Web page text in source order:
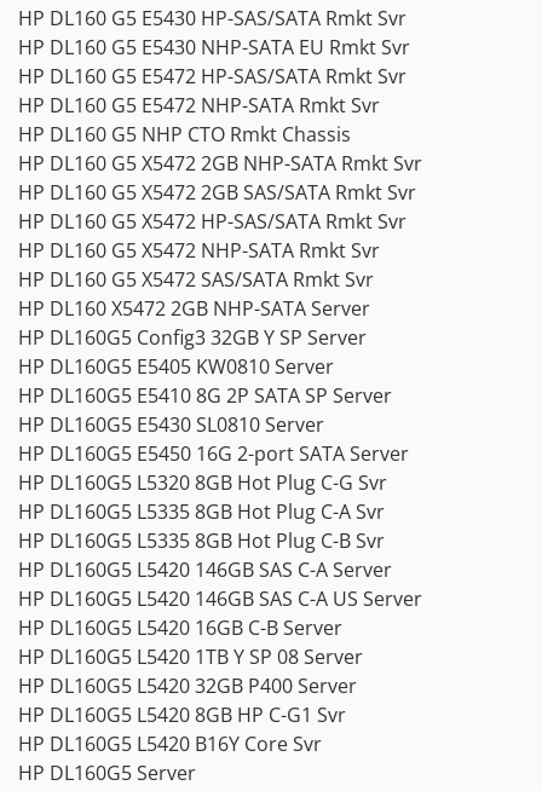
HP DL160 G5 E5430 HP-SAS/SATA Rmkt Svr
HP DL160 G5 E5430 NHP-SATA EU Rmkt Svr
HP DL160 G5 E5472 HP-SAS/SATA Rmkt Svr
HP DL160 G5 E5472 NHP-SATA Rmkt Svr
HP DL160 G5 NHP CTO Rmkt Chassis
HP DL160 G5 X5472 2GB NHP-SATA Rmkt Svr
HP DL160 G5 X5472 2GB SAS/SATA Rmkt Svr
HP DL160 G5 X5472 HP-SAS/SATA Rmkt Svr
HP DL160 G5 X5472 NHP-SATA Rmkt Svr
HP DL160 G5 X5472 SAS/SATA Rmkt Svr
HP DL160 X5472 2GB NHP-SATA Server
HP DL160G5 Config3 32GB Y SP Server
HP DL160G5 E5405 KW0810 Server
HP DL160G5 E5410 8G 2P SATA SP Server
HP DL160G5 E5430 SL0810 Server
HP DL160G5 E5450 16G 2-port SATA Server
HP DL160G5 L5320 8GB Hot Plug C-G Svr
HP DL160G5 L5335 8GB Hot Plug C-A Svr
HP DL160G5 L5335 8GB Hot Plug C-B Svr
HP DL160G5 L5420 146GB SAS C-A Server
HP DL160G5 L5420 146GB SAS C-A US Server
HP DL160G5 L5420 16GB C-B Server
HP DL160G5 L5420 1TB Y SP 08 Server
HP DL160G5 L5420 32GB P400 Server
HP DL160G5 L5420 8GB HP C-G1 Svr
HP DL160G5 L5420 B16Y Core Svr
HP DL160G5 Server